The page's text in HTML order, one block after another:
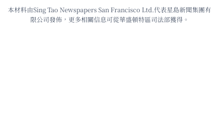
本材料由Sing Tao Newspapers San Francisco Ltd.代表星島新聞集團有
限公司發佈，更多相關信息可從華盛頓特區司法部獲得。